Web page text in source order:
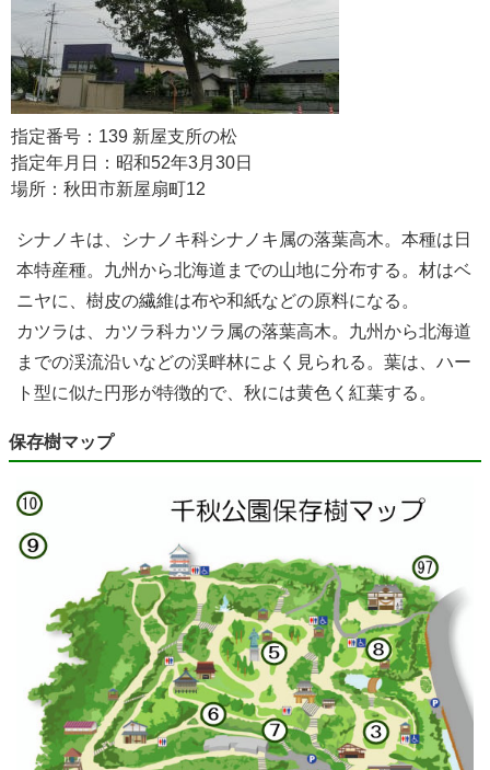
指定番号：139 新屋支所の松
指定年月日：昭和52年3月30日
場所：秋田市新屋扇町12
シナノキは、シナノキ科シナノキ属の落葉高木。本種は日
本特産種。九州から北海道までの山地に分布する。材はベ
ニヤに、樹皮の繊維は布や和紙などの原料になる。
カツラは、カツラ科カツラ属の落葉高木。九州から北海道
までの渓流沿いなどの渓畔林によく見られる。葉は、ハー
ト型に似た円形が特徴的で、秋には黄色く紅葉する。
保存樹マップ